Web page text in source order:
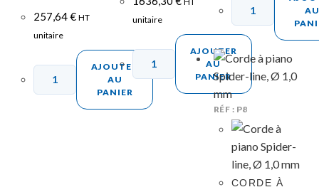
257,64€ HT
unitaire
AJOUTER
AU
PANIER
unitaire
AJOUTER
AU
PANIER
AU
RÉF : P8
CORDE À